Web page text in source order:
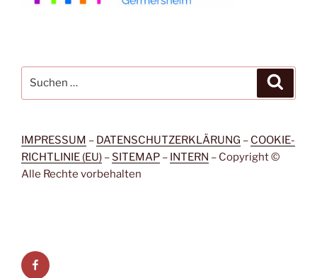
nach:
IMPRESSUM – DATENSCHUTZERKLÄRUNG – COOKIE-
RICHTLINIE (EU) – SITEMAP – INTERN – Copyright ©
Alle Rechte vorbehalten
Facebook